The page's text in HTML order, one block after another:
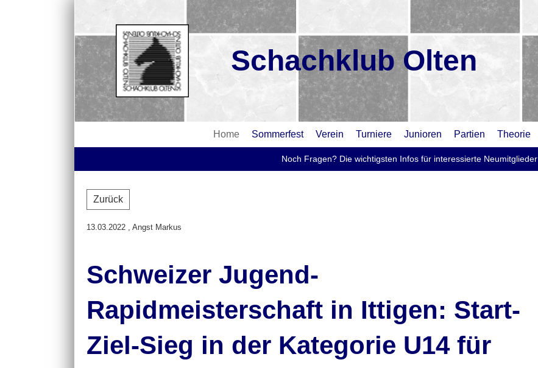
Schachklub Olten
Home Sommerfest Verein Turniere Junioren Partien Theorie
Noch Fragen? Die wichtigsten Infos für interessierte Neumitglieder
Zurück
13.03.2022 , Angst Markus
Schweizer Jugend-
Rapidmeisterschaft in Ittigen: Start-
Ziel-Sieg in der Kategorie U14 für